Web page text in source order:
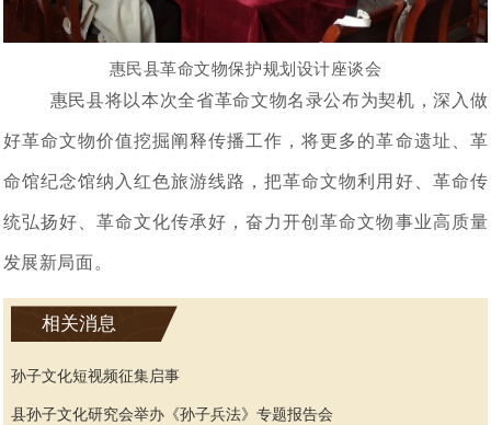
惠民县革命文物保护规划设计座谈会
惠民县将以本次全省革命文物名录公布为契机，深入做
好革命文物价值挖掘阐释传播工作，将更多的革命遗址、革
命馆纪念馆纳入红色旅游线路，把革命文物利用好、革命传
统弘扬好、革命文化传承好，奋力开创革命文物事业高质量
发展新局面。
相关消息
孙子文化短视频征集启事
县孙子文化研究会举办《孙子兵法》专题报告会